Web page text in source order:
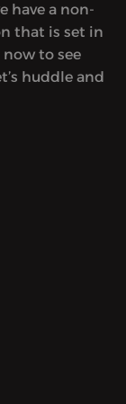
have a non-
that is set in
to see
huddle and